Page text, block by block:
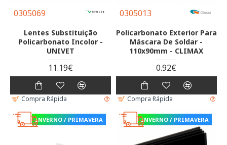
0305069
Lentes Substituição
Policarbonato Incolor -
UNIVET
11.19€
Compra Rápida
0305013
Policarbonato Exterior Para
Máscara De Soldar -
110x90mm - CLIMAX
0.92€
Compra Rápida
INVERNO / PRIMAVERA INVERNO / PRIMAVERA